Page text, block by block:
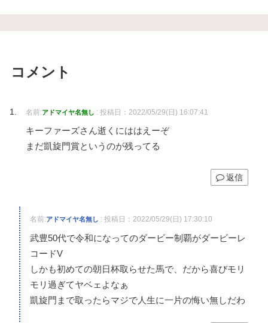
コメント
名前:アドマイヤ名無し : 投稿日：2022/05/29(日) 16:07:41
キーファーズさん逝くにははえーぞ
まだ凱旋門賞というのが残ってる
返信
名前:アドマイヤ名無し : 投稿日：2022/05/29(日) 17:30:10
武豊50代で令和になってのダービー制覇がダービーレ
コードV
しかも初めての朝日杯取らせた馬で、だから喜びモリ
モリ過ぎてヤベェよなぁ
凱旋門まで取ったらマジで人生に一片の悔い無しだわ